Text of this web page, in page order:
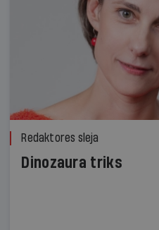
Redaktores sleja
Dinozaura triks